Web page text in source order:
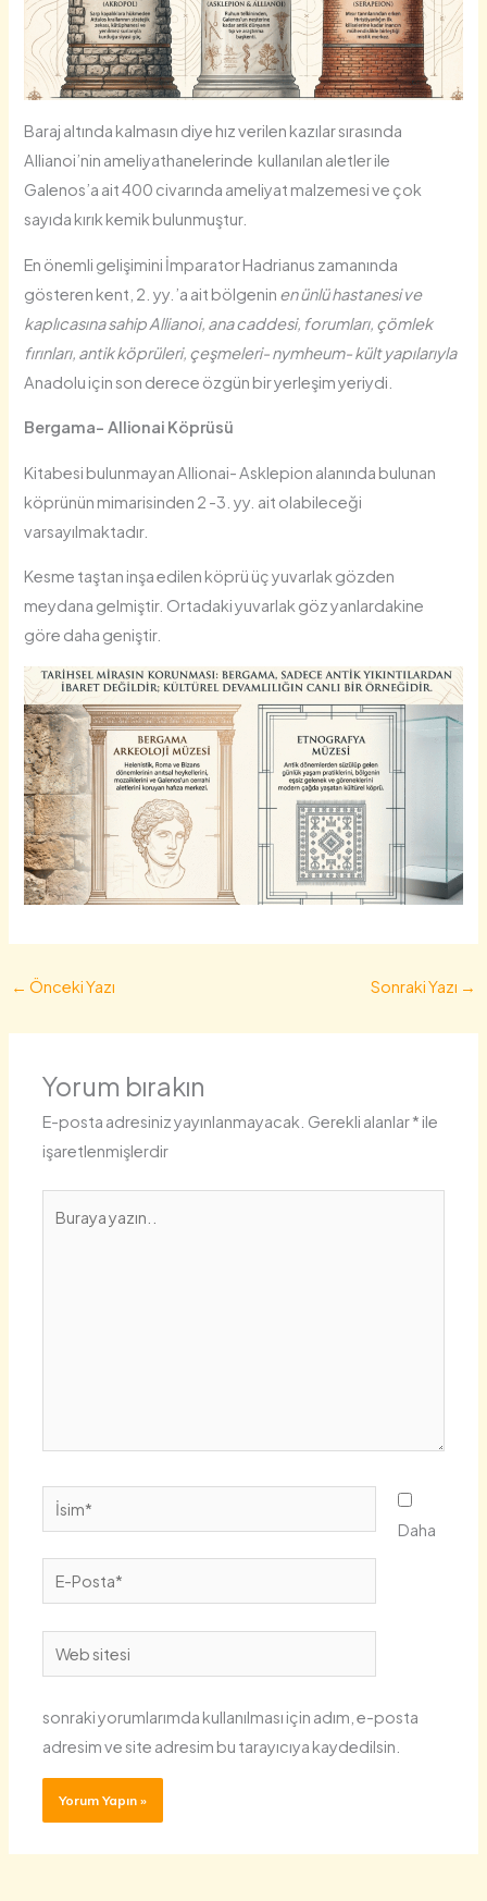
Baraj altında kalmasın diye hız verilen kazılar sırasında
Allianoi’nin ameliyathanelerinde kullanılan aletler ile
Galenos’a ait 400 civarında ameliyat malzemesi ve çok
sayıda kırık kemik bulunmuştur.
En önemli gelişimini İmparator Hadrianus zamanında
gösteren kent, 2. yy.’a ait bölgenin en ünlü hastanesi ve
kaplıcasına sahip Allianoi, ana caddesi, forumları, çömlek
fırınları, antik köprüleri, çeşmeleri- nymheum- kült yapılarıyla
Anadolu için son derece özgün bir yerleşim yeriydi.
Bergama- Allionai Köprüsü
Kitabesi bulunmayan Allionai- Asklepion alanında bulunan
köprünün mimarisinden 2 -3. yy. ait olabileceği
varsayılmaktadır.
Kesme taştan inşa edilen köprü üç yuvarlak gözden
meydana gelmiştir. Ortadaki yuvarlak göz yanlardakine
göre daha geniştir.
← Önceki Yazı Sonraki Yazı →
Yorum bırakın
E-posta adresiniz yayınlanmayacak. Gerekli alanlar* ile
işaretlenmişlerdir
yazın..
İsim*
E-
Posta*
Web
sitesi
Daha
sonraki yorumlarımda kullanılması için adım, e-posta
adresim ve site adresim bu tarayıcıya kaydedilsin.